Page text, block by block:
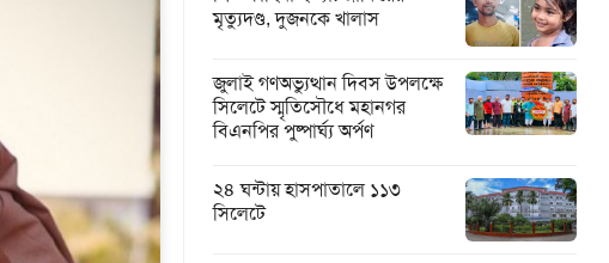
মৃত্যুদণ্ড, দুজনকে খালাস
জুলাই গণঅভ্যুত্থান দিবস উপলক্ষে
সিলেটে স্মৃতিসৌধে মহানগর
বিএনপির পুষ্পার্ঘ্য অর্পণ
২৪ ঘন্টায় হাসপাতালে ১১৩
সিলেটে